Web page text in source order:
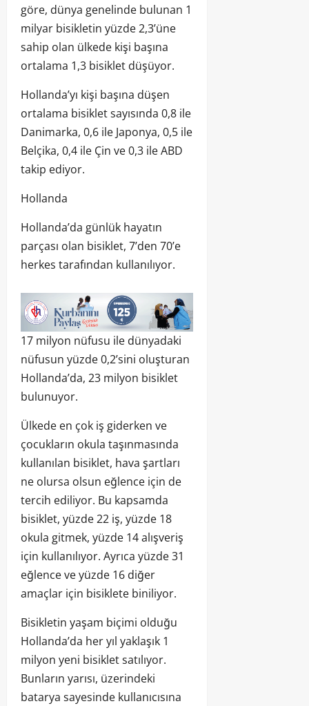
göre, dünya genelinde bulunan 1
milyar bisikletin yüzde 2,3’üne
sahip olan ülkede kişi başına
ortalama 1,3 bisiklet düşüyor.
Hollanda’yı kişi başına düşen
ortalama bisiklet sayısında 0,8 ile
Danimarka, 0,6 ile Japonya, 0,5 ile
Belçika, 0,4 ile Çin ve 0,3 ile ABD
takip ediyor.
Hollanda
Hollanda’da günlük hayatın
parçası olan bisiklet, 7’den 70’e
herkes tarafından kullanılıyor.
17 milyon nüfusu ile dünyadaki
nüfusun yüzde 0,2’sini oluşturan
Hollanda’da, 23 milyon bisiklet
bulunuyor.
Ülkede en çok iş giderken ve
çocukların okula taşınmasında
kullanılan bisiklet, hava şartları
ne olursa olsun eğlence için de
tercih ediliyor. Bu kapsamda
bisiklet, yüzde 22 iş, yüzde 18
okula gitmek, yüzde 14 alışveriş
için kullanılıyor. Ayrıca yüzde 31
eğlence ve yüzde 16 diğer
amaçlar için bisiklete biniliyor.
Bisikletin yaşam biçimi olduğu
Hollanda’da her yıl yaklaşık 1
milyon yeni bisiklet satılıyor.
Bunların yarısı, üzerindeki
batarya sayesinde kullanıcısına